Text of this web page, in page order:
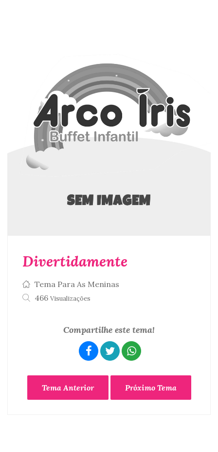
Divertidamente
Tema Para As Meninas
466 Visualizações
Compartilhe este tema!
Tema Anterior Próximo Tema